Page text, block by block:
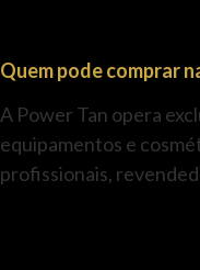
Quem pode comprar
A Power Tan opera
equipamentos e
profissionais,